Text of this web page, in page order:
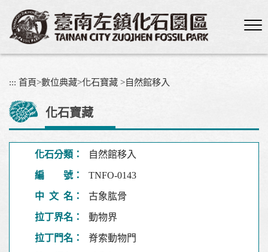
內
::: 首頁>數位典藏>化石寶藏 >自然館移入
化石寶藏
化石分類： 自然館移入
編 號： TNFO-0143
中 文 名： 古象肱骨
拉丁界名： 動物界
拉丁門名： 脊索動物門